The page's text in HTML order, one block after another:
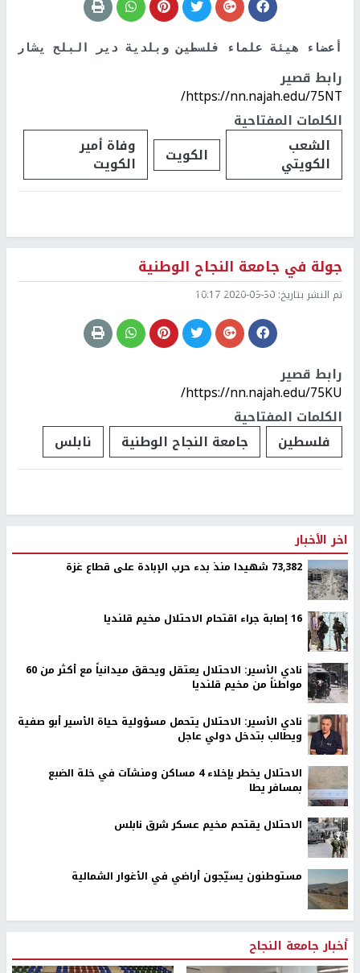
أعضاء هيئة علماء فلسطين وبلدية دير البلح
رابط قصير
https://nn.najah.edu/75NT/
الكلمات المفتاحية
الشعب
الكويتي الكويت وفاة أمير
الكويت
جولة في جامعة النجاح الوطنية
تم النشر بتاريخ: 2020-09-30 10:17
Image 1 of 9.
Previous
رابط قصير
https://nn.najah.edu/75KU/
الكلمات المفتاحية
فلسطين
جامعة النجاح الوطنية نابلس
اخر الأخبار
73,382 شهيدا منذ بدء حرب الإبادة على قطاع غزة
نادي الأسير: الاحتلال يتحمل مسؤولية حياة الأسير أبو صفية
ويطالب بتدخل دولي عاجل